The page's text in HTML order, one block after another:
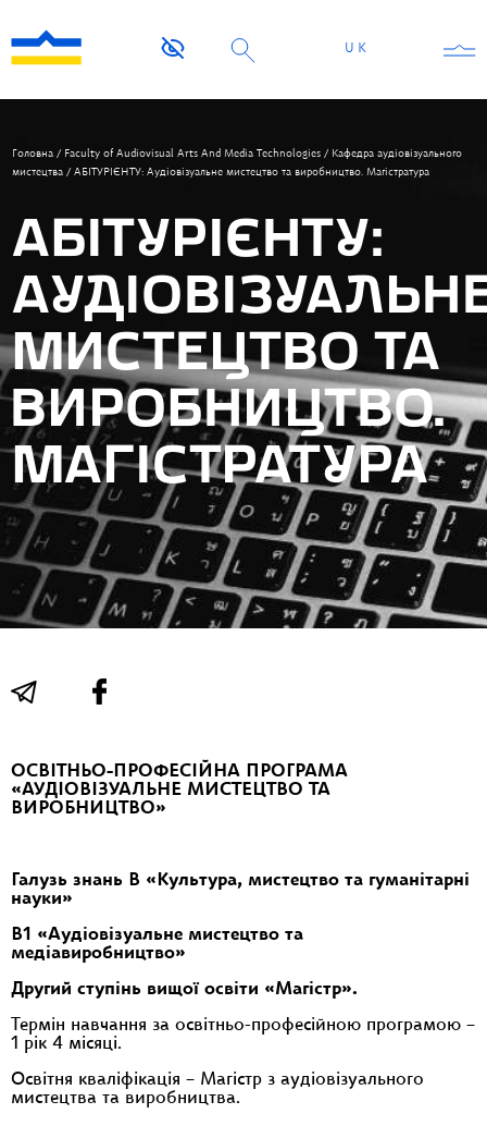
UK
Головна / Faculty of Audiovisual Arts And Media Technologies / Кафедра аудіовізуального
мистецтва / АБІТУРІЄНТУ: Аудіовізуальне мистецтво та виробництво. Магістратура
АБІТУРІЄНТУ:
МИСТЕЦТВО ТА
ВИРОБНИЦТВО.
МАГІСТРАТУРА
ОСВІТНЬО-ПРОФЕСІЙНА ПРОГРАМА
«АУДІОВІЗУАЛЬНЕ МИСТЕЦТВО ТА
ВИРОБНИЦТВО»
Галузь знань
В «Культура, мистецтво та гуманітарні
науки»
B1 «Аудіовізуальне мистецтво та
медіавиробництво»
Другий ступінь вищої освіти «Магістр».
Термін навчання за освітньо-професійною програмою –
1 рік 4 місяці.
Освітня кваліфікація – Магістр з аудіовізуального
мистецтва та виробництва.